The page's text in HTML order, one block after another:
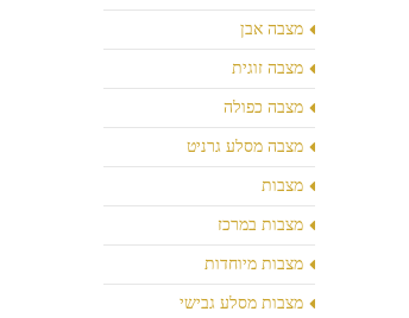
מצבה אבן
מצבה זוגית
מצבה כפולה
מצבה מסלע גרניט
מצבות
מצבות במרכז
מצבות מיוחדות
מצבות מסלע גבישי